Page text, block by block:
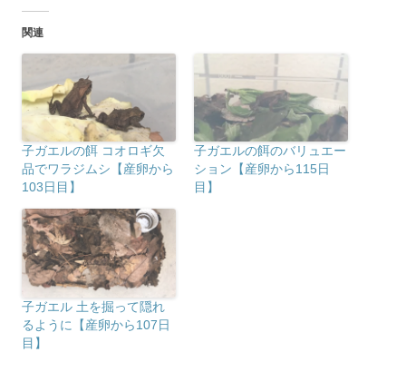
関連
子ガエルの餌 コオロギ欠
品でワラジムシ【産卵から
103日目】
子ガエルの餌のバリュエー
ション【産卵から115日
目】
子ガエル 土を掘って隠れ
るように【産卵から107日
目】